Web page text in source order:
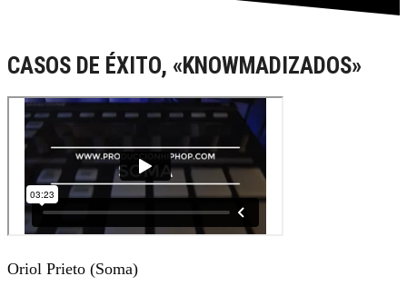
CASOS DE ÉXITO, «KNOWMADIZADOS»
Oriol Prieto (Soma)